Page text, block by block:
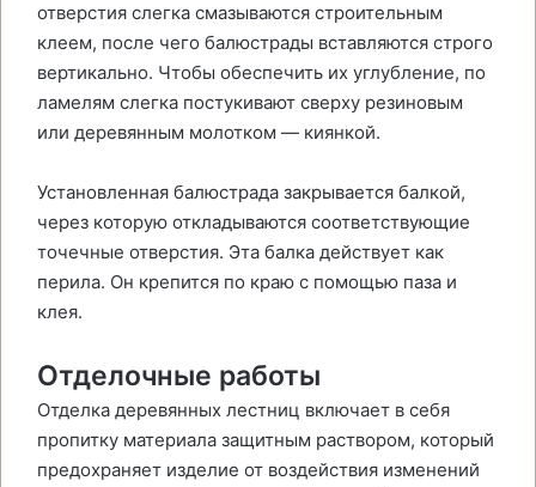
отверстия слегка смазываются строительным
клеем, после чего балюстрады вставляются строго
вертикально. Чтобы обеспечить их углубление, по
ламелям слегка постукивают сверху резиновым
или деревянным молотком — киянкой.
Установленная балюстрада закрывается балкой,
через которую откладываются соответствующие
точечные отверстия. Эта балка действует как
перила. Он крепится по краю с помощью паза и
клея.
Отделочные работы
Отделка деревянных лестниц включает в себя
пропитку материала защитным раствором, который
предохраняет изделие от воздействия изменений